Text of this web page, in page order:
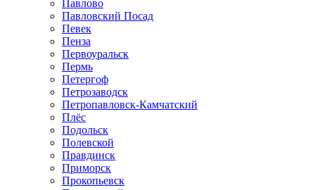
Павлово
Павловский Посад
Певек
Пенза
Первоуральск
Пермь
Петергоф
Петрозаводск
Петропавловск-Камчатский
Плёс
Подольск
Полевской
Правдинск
Приморск
Прокопьевск